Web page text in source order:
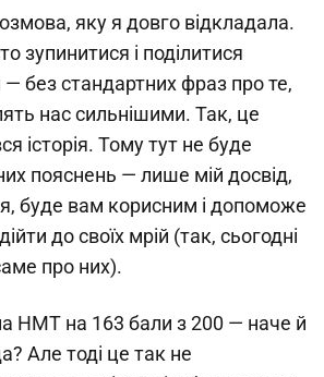
яку я довго відкладала.
зупинитися і поділитися
без стандартних фраз про те,
нас сильнішими. Так, це
історія. Тому тут не буде
пояснень — лише мій досвід,
буде вам корисним і допоможе
до своїх мрій (так, сьогодні
про них).
НМТ на 163 бали з 200 — наче й
Але тоді це так не